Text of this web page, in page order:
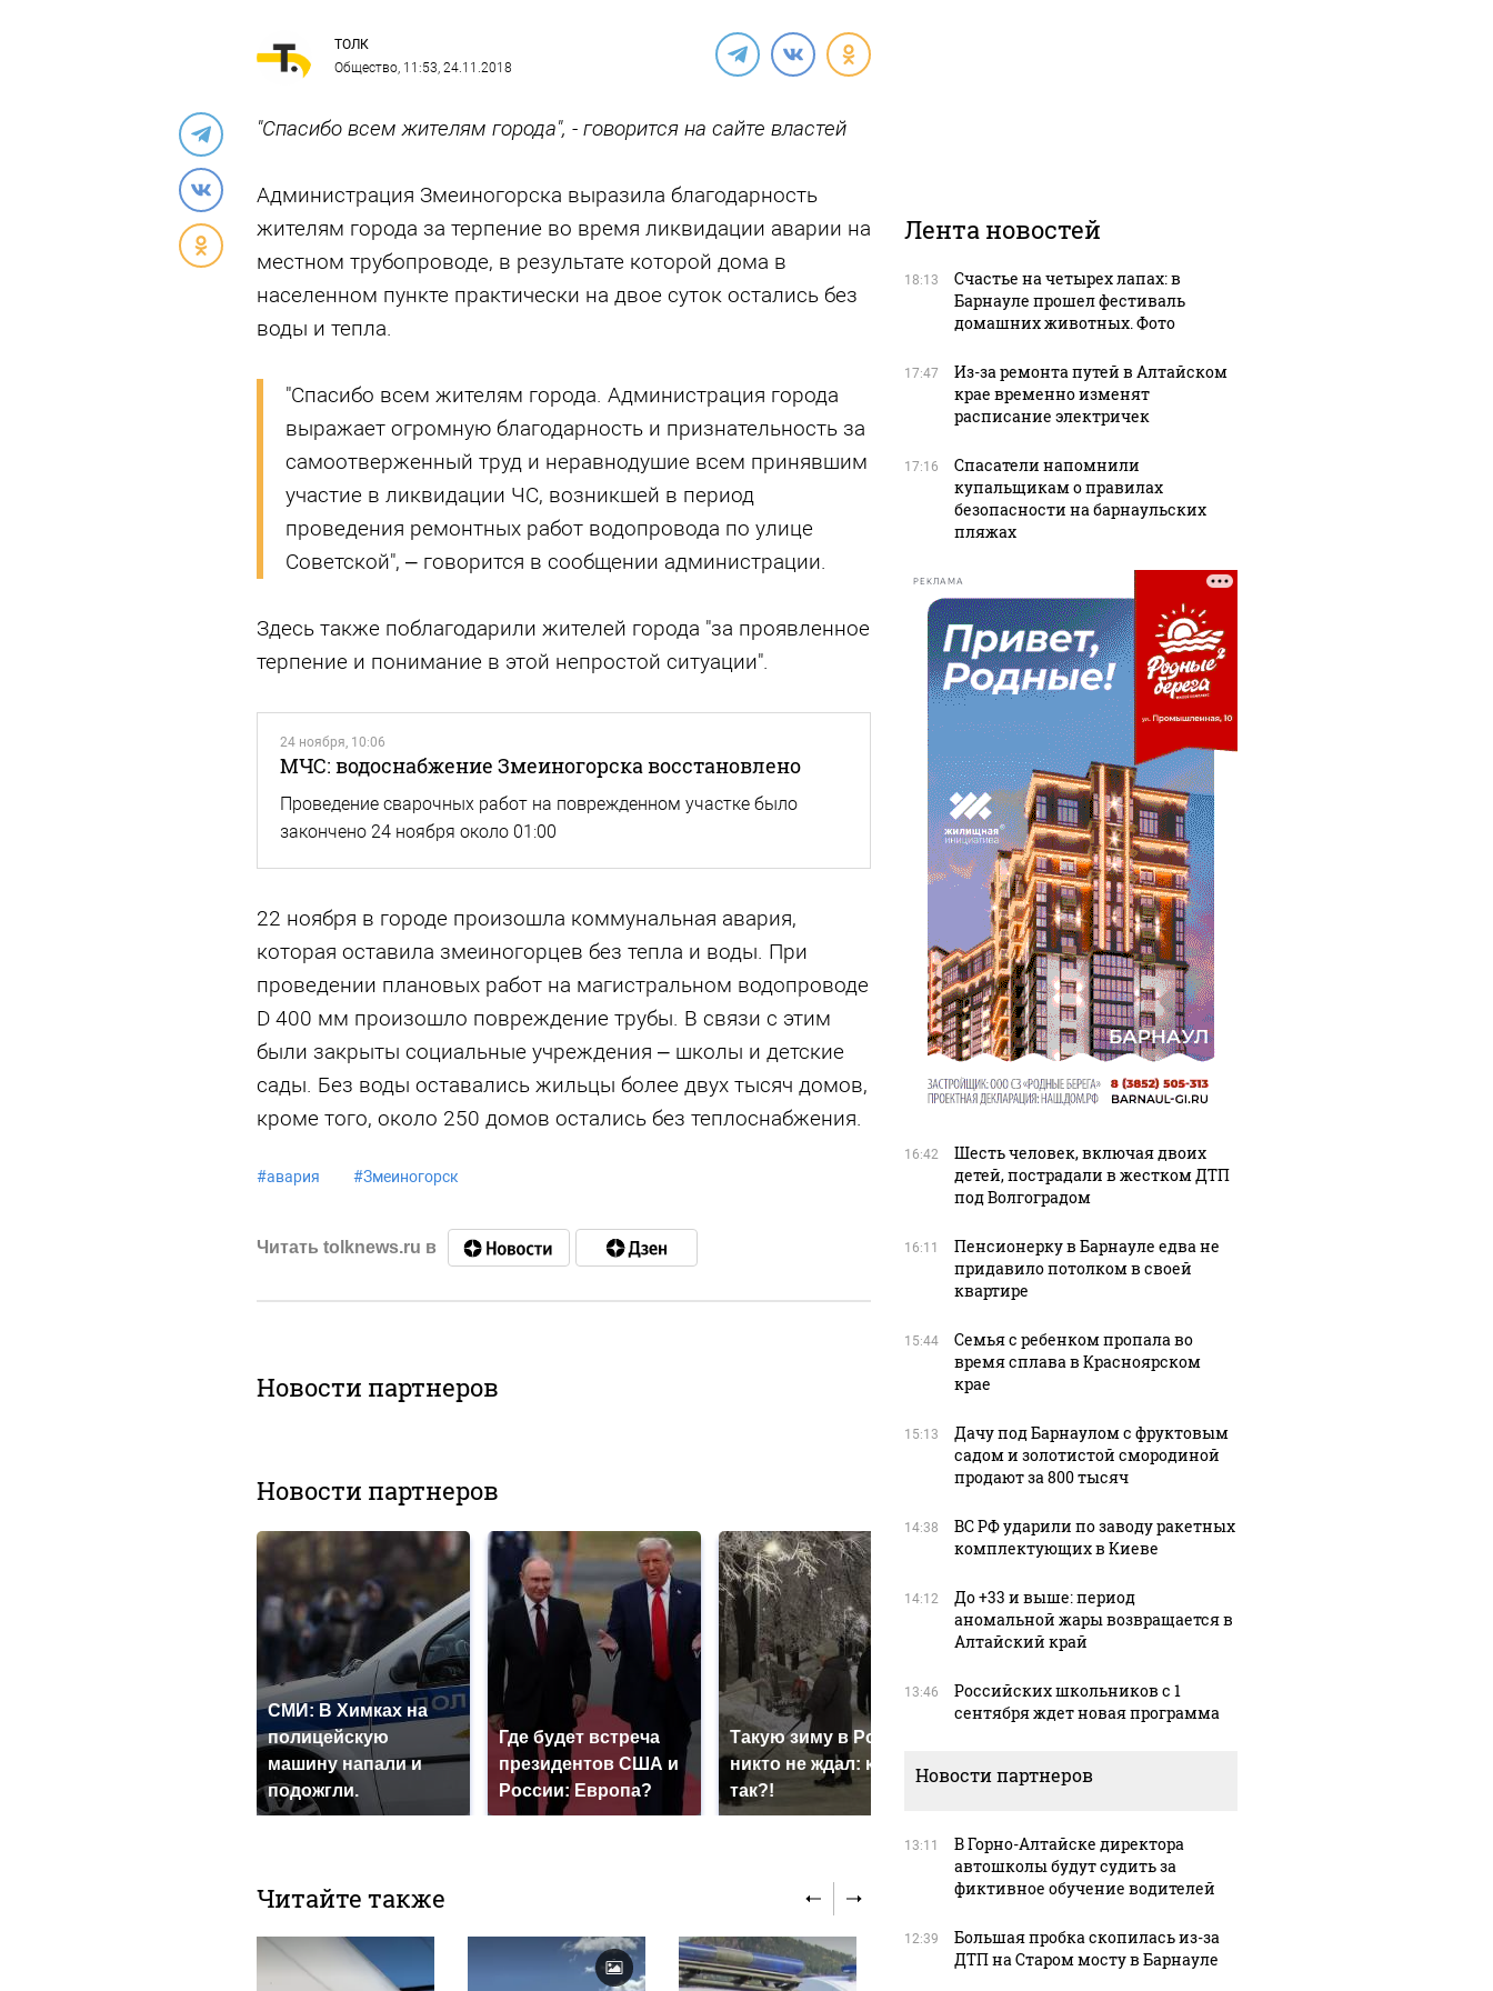
ТОЛК
Общество, 11:53, 24.11.2018
"Спасибо всем жителям города", - говорится на сайте властей
Администрация Змеиногорска выразила благодарность
жителям города за терпение во время ликвидации аварии на
местном трубопроводе, в результате которой дома в
населенном пункте практически на двое суток остались без
воды и тепла.
"Спасибо всем жителям города. Администрация города
выражает огромную благодарность и признательность за
самоотверженный труд и неравнодушие всем принявшим
участие в ликвидации ЧС, возникшей в период
проведения ремонтных работ водопровода по улице
Советской", – говорится в сообщении администрации.
Здесь также поблагодарили жителей города "за проявленное
терпение и понимание в этой непростой ситуации".
24 ноября, 10:06
МЧС: водоснабжение Змеиногорска восстановлено
Проведение сварочных работ на поврежденном участке было
закончено 24 ноября около 01:00
22 ноября в городе произошла коммунальная авария,
которая оставила змеиногорцев без тепла и воды. При
проведении плановых работ на магистральном водопроводе
D 400 мм произошло повреждение трубы. В связи с этим
были закрыты социальные учреждения – школы и детские
сады. Без воды оставались жильцы более двух тысяч домов,
кроме того, около 250 домов остались без теплоснабжения.
#авария #Змеиногорск
Читать tolknews.ru в
Новости партнеров
Новости партнеров
СМИ: В Химках на
полицейскую
машину напали и
подожгли.
Где будет встреча
президентов США и
России: Европа?
Такую зиму в России
никто не ждал: как
так?!
миллионов рублей
Читайте также
Лента новостей
18:13
Счастье на четырех лапах: в
Барнауле прошел фестиваль
домашних животных. Фото
17:47
Из-за ремонта путей в Алтайском
крае временно изменят
расписание электричек
17:16
Спасатели напомнили
купальщикам о правилах
безопасности на барнаульских
пляжах
РЕКЛАМА
16:42
Шесть человек, включая двоих
детей, пострадали в жестком ДТП
под Волгоградом
16:11
Пенсионерку в Барнауле едва не
придавило потолком в своей
квартире
15:44
Семья с ребенком пропала во
время сплава в Красноярском
крае
15:13
Дачу под Барнаулом с фруктовым
садом и золотистой смородиной
продают за 800 тысяч
14:38
ВС РФ ударили по заводу ракетных
комплектующих в Киеве
14:12
До +33 и выше: период
аномальной жары возвращается в
Алтайский край
13:46
Российских школьников с 1
сентября ждет новая программа
Новости партнеров
13:11
В Горно-Алтайске директора
автошколы будут судить за
фиктивное обучение водителей
12:39
Большая пробка скопилась из-за
ДТП на Старом мосту в Барнауле